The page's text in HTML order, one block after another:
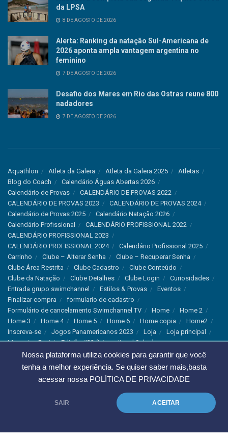
Nossa plataforma utiliza cookies para garantir que você
tenha a melhor experiência. Se quiser saber mais,basta
acessar nossa POLÍTICA DE PRIVACIDADE
SAIR ACEITAR
da LPSA
8 DE AGOSTO DE 2026
Alerta: Ranking da natação Sul-Americana de
2026 aponta ampla vantagem argentina no
feminino
7 DE AGOSTO DE 2026
Desafio dos Mares em Rio das Ostras reune 800
nadadores
7 DE AGOSTO DE 2026
Aquathlon Atleta da Galera Atleta da Galera 2025
Atletas
Blog do Coach
Calendário Águas Abertas 2026
Calendário de Provas
CALENDÁRIO DE PROVAS 2022
CALENDÁRIO DE PROVAS 2023
CALENDÁRIO DE PROVAS 2024
Calendário de Provas 2025
Calendário Natação 2026
Calendário Profissional
CALENDÁRIO PROFISSIONAL 2022
CALENDÁRIO PROFISSIONAL 2023
CALENDÁRIO PROFISSIONAL 2024
Calendário Profissional 2025
Carrinho
Clube – Alterar Senha
Clube – Recuperar Senha
Clube Área Restrita
Clube Cadastro
Clube Conteúdo
Clube da Natação
Clube Detalhes Clube Login
Curiosidades
Entrada grupo swimchannel
Estilos & Provas
Eventos
Finalizar compra
formulario de cadastro
Formulário de cancelamento Swimchannel TV
Home
Home 2
Home 3
Home 4 Home 5 Home 6 Home copia
Home2
Inscreva-se
Jogos Panamericanos 2023 Loja
Loja principal
Magazine Revista Edição #33 (International Sales)
Magazine Swimchannel (International Sale)
Marcas
Minha conta
Newsletter Notícias
Notícias Instagram
Política de Cancelamento
Política de privacidade
Saúde
Thank You
Troca e Devolução